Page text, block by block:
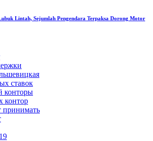
Lintah, Sejumlah Pengendara Terpaksa Dorong Motor
ставок
конторы
контор
принимать